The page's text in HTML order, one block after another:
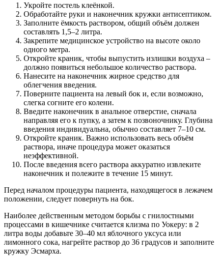
Укройте постель клеёнкой.
Обработайте руки и наконечник кружки антисептиком.
Заполните ёмкость раствором, общий объём должен
составлять 1,5–2 литра.
Закрепите медицинское устройство на высоте около
одного метра.
Откройте краник, чтобы выпустить излишки воздуха –
должно появиться небольшое количество раствора.
Нанесите на наконечник жирное средство для
облегчения введения.
Поверните пациента на левый бок и, если возможно,
слегка согните его колени.
Введите наконечник в анальное отверстие, сначала
направляя его к пупку, а затем к позвоночнику. Глубина
введения индивидуальна, обычно составляет 7–10 см.
Откройте краник. Важно использовать весь объём
раствора, иначе процедура может оказаться
неэффективной.
После введения всего раствора аккуратно извлеките
наконечник и полежите в течение 15 минут.
Перед началом процедуры пациента, находящегося в лежачем
положении, следует повернуть на бок.
Наиболее действенным методом борьбы с гнилостными
процессами в кишечнике считается клизма по Уокеру: в 2
литра воды добавьте 30–40 мл яблочного уксуса или
лимонного сока, нагрейте раствор до 36 градусов и заполните
кружку Эсмарха.